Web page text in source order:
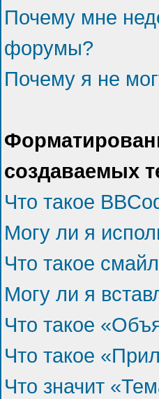
Почему мне
форумы?
Почему я не
создаваемых
Что такое
Могу ли я
Что такое
Могу ли я
Что такое
Что такое
Что значит